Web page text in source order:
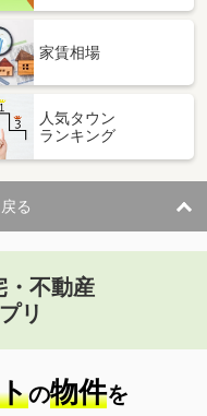
家賃相場
人気タウン
ランキング
る
・不動産
リ
の物件を